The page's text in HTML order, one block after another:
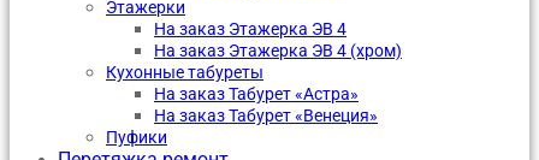
Этажерки
На заказ Этажерка ЭВ 4
На заказ Этажерка ЭВ 4 (хром)
Кухонные табуреты
На заказ Табурет «Астра»
На заказ Табурет «Венеция»
Пуфики